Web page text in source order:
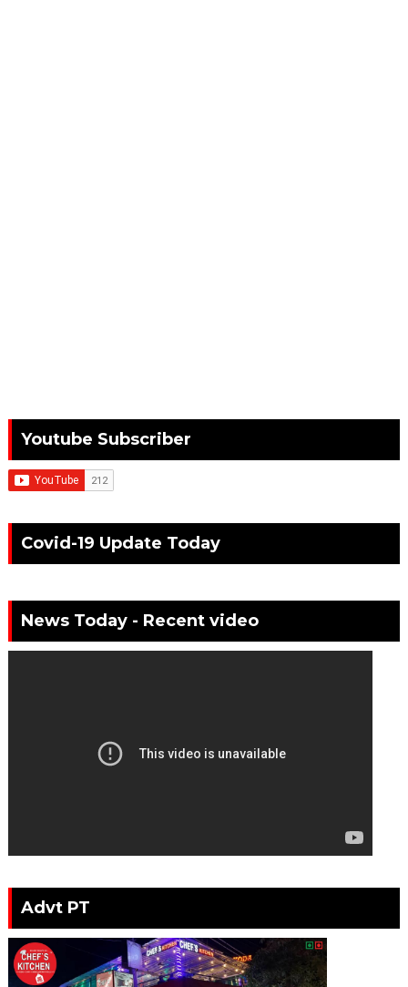
Youtube Subscriber
Covid-19 Update Today
News Today - Recent video
Advt PT